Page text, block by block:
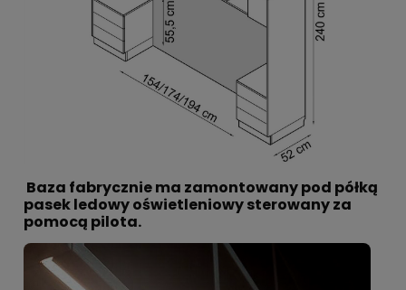
Baza fabrycznie ma zamontowany pod półką
pasek ledowy oświetleniowy sterowany za
pomocą pilota.